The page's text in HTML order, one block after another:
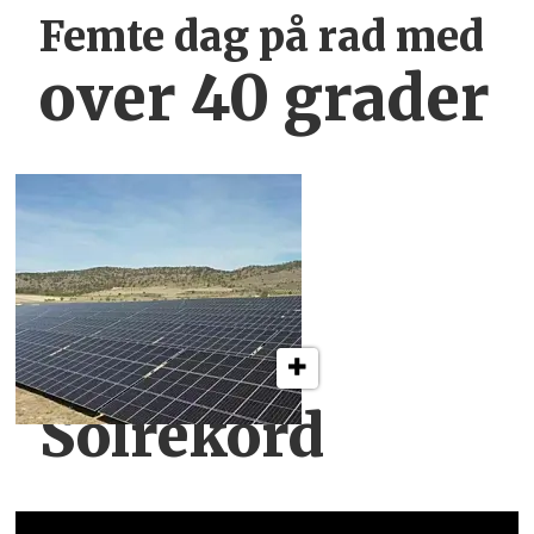
Femte dag på rad med
over 40 grader
Solrekord